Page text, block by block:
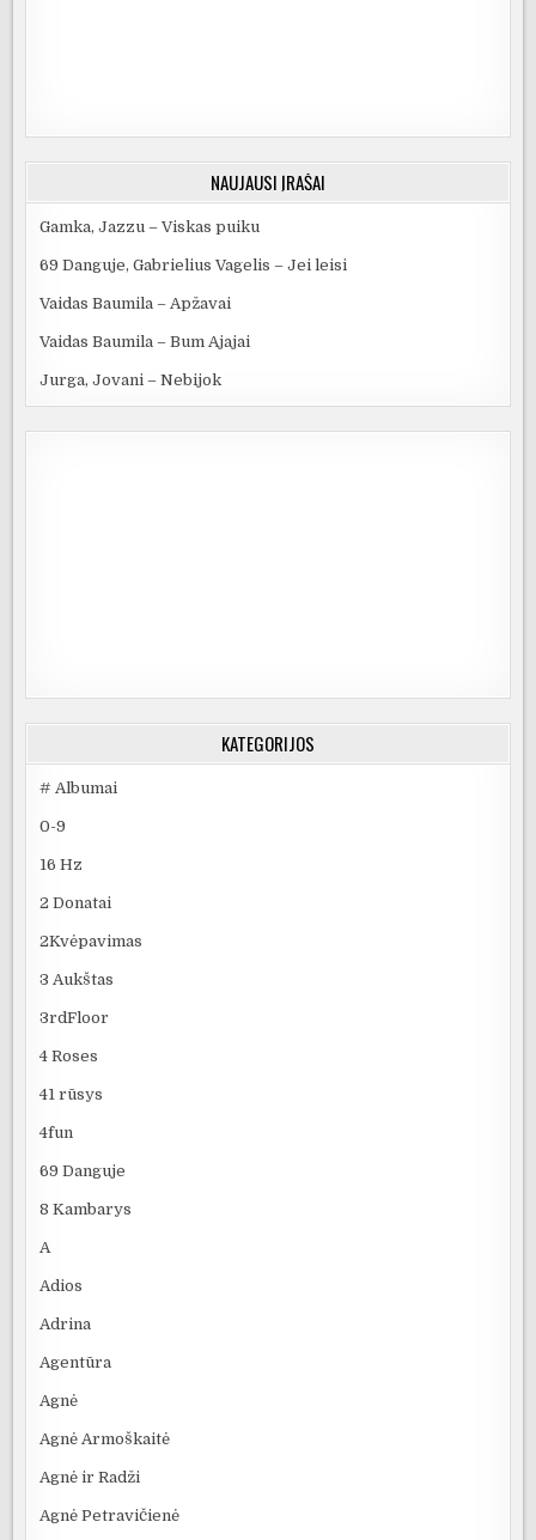
NAUJAUSI ĮRAŠAI
Gamka, Jazzu – Viskas puiku
69 Danguje, Gabrielius Vagelis – Jei leisi
Vaidas Baumila – Apžavai
Vaidas Baumila – Bum Ajajai
Jurga, Jovani – Nebijok
KATEGORIJOS
# Albumai
0-9
16 Hz
2 Donatai
2Kvėpavimas
3 Aukštas
3rdFloor
4 Roses
41 rūsys
4fun
69 Danguje
8 Kambarys
A
Adios
Adrina
Agentūra
Agnė
Agnė Armoškaitė
Agnė ir Radži
Agnė Petravičienė